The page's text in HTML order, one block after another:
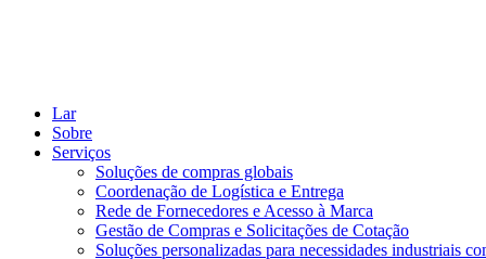
Lar
Sobre
Serviços
Soluções de compras globais
Coordenação de Logística e Entrega
Rede de Fornecedores e Acesso à Marca
Gestão de Compras e Solicitações de Cotação
Soluções personalizadas para necessidades industriais